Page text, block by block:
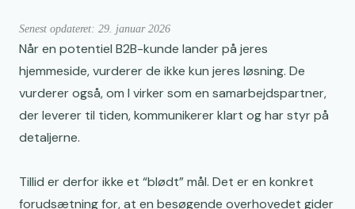
Førstehåndsindtrykket: Design der føles “sikkert”
Informationsarkitektur: “Hvor finder jeg det jeg leder
efter?”
Tekst og budskaber: Klarhed slår kreativitet
Transparens: Når friktion bliver til tillid
Senest opdateret: 29. januar 2026
Når en potentiel B2B-kunde lander på jeres
hjemmeside, vurderer de ikke kun jeres løsning. De
vurderer også, om I virker som en samarbejdspartner,
der leverer til tiden, kommunikerer klart og har styr på
detaljerne.
Tillid er derfor ikke et “blødt” mål. Det er en konkret
forudsætning for, at en besøgende overhovedet gider